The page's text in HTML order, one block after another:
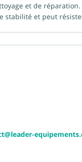
et de
stabilité et peut